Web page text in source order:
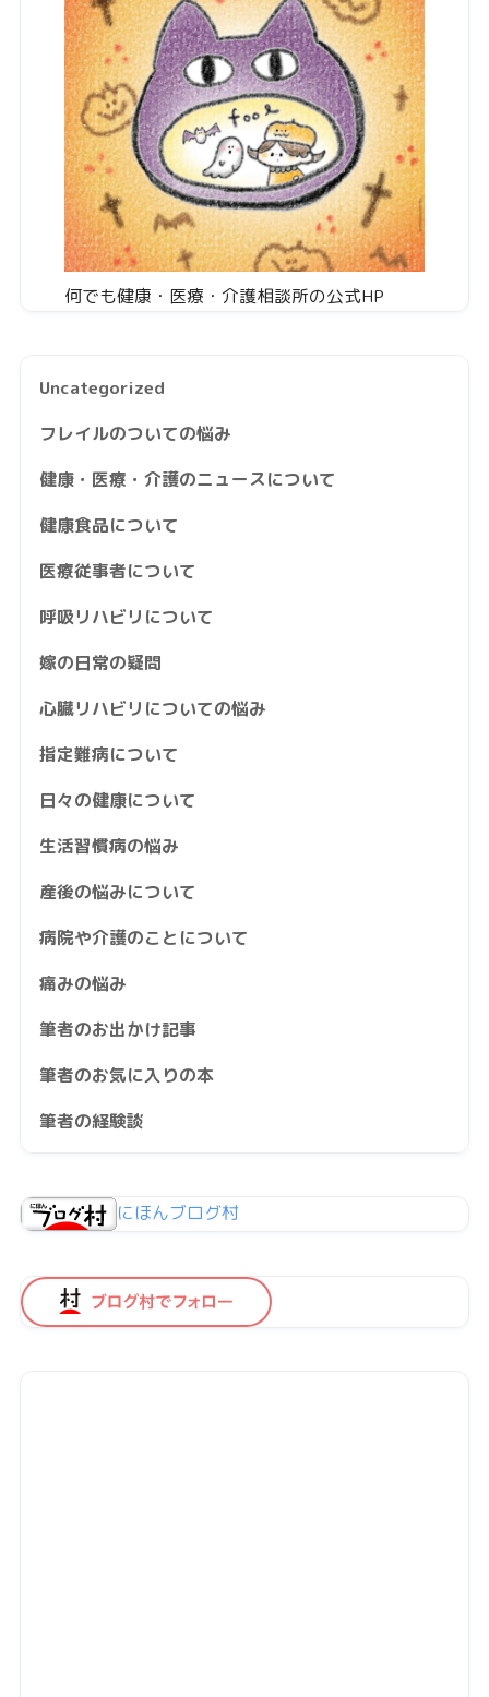
何でも健康・医療・介護相談所の公式HP
Uncategorized
フレイルのついての悩み
健康・医療・介護のニュースについて
健康食品について
医療従事者について
呼吸リハビリについて
嫁の日常の疑問
心臓リハビリについての悩み
指定難病について
日々の健康について
生活習慣病の悩み
産後の悩みについて
病院や介護のことについて
痛みの悩み
筆者のお出かけ記事
筆者のお気に入りの本
筆者の経験談
にほんブログ村